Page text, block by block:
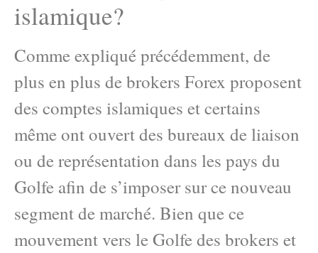
islamique?
Comme expliqué précédemment, de
plus en plus de brokers Forex proposent
des comptes islamiques et certains
même ont ouvert des bureaux de liaison
ou de représentation dans les pays du
Golfe afin de s’imposer sur ce nouveau
segment de marché. Bien que ce
mouvement vers le Golfe des brokers et